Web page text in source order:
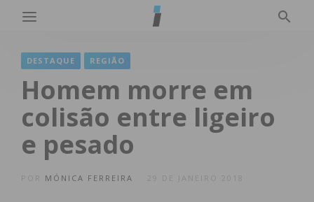
DESTAQUE REGIÃO
Homem morre em
colisão entre ligeiro
e pesado
MÓNICA FERREIRA 29 DE JANEIRO 2018